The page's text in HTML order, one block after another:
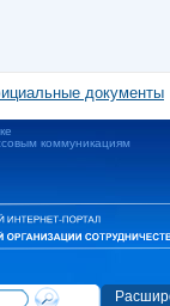
документы
коммуникациям